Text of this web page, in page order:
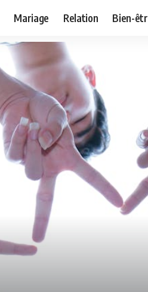
Mariage Relation Bien-